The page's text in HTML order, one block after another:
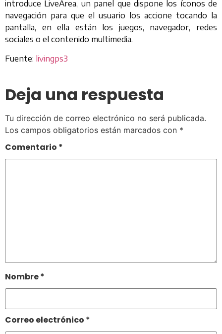
introduce LiveArea, un panel que dispone los íconos de
navegación para que el usuario los accione tocando la
pantalla, en ella están los juegos, navegador, redes
sociales o el contenido multimedia.
Fuente: livingps3
Deja una respuesta
Tu dirección de correo electrónico no será publicada.
Los campos obligatorios están marcados con *
Comentario *
Nombre*
Correo electrónico *